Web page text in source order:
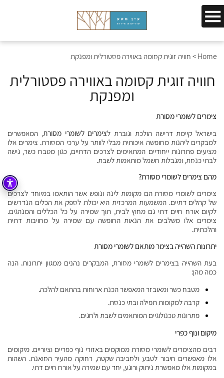
Home
> חוויה זוגית קסומה באווירה פסטורלית ומפנקת
חוויה זוגית קסומה באווירה פסטורלית
ומפנקת
צימרים לשומרי מסורת
בישראל קיימת דרישה הולכת וגוברת לצימרים לשומרי מסורת , המאפשרים
למבקרים ליהנות מחופשה איכותית מבלי לוותר על ערכי המסורת. צימרים אלו
מציעים פתרונות ייחודיים המתאימים לצרכים הדתיים, כגון מטבח כשר, גישה
לבתי כנסת, ומגבלות חשמל מותאמות לשבת.
מהם צימרים לשומרי מסורת?
צימרים לשומרי מסורת הם מקומות לינה ונופש אשר הותאמו במיוחד לצרכים
של קהלים דתיים. המשמעות המרכזית היא יכולת לספק את הכלים הנדרשים
לקיום אורח חיים דתי גם מחוץ לבית, תוך שמירה על כל הכללים והמנהגים.
צימרים אלו משלבים את הנאות החופשה עם שמירה על מחויבות דתית
והלכתית.
יתרונות השהייה בצימר מותאם לשומרי מסורת
בעת השהייה בצימרים לשומרי מסורת, המבקרים נהנים ממגוון יתרונות. הנה
כמה מהן:
מטבח כשר ומאובזר המאפשר הכנת ארוחות בהתאם להלכה.
קרבה למקומות תפילה ובתי כנסת.
פתרונות טכנולוגיים המותאמים לשבת ולחגים.
מיקום ונוף כפרי
רבים מהצימרים לשומרי מסורת ממוקמים באזורי נוף כפריים וציוריים. מיקומים
אלו מאפשרים חיבור לטבע ולסביבה שקטה, רחוקה מהעיר הסואנת. השהות
במקומות אלו מאפשרת ניתוק ורוגע, יחד עם שמירה על אורח חיים דתי.